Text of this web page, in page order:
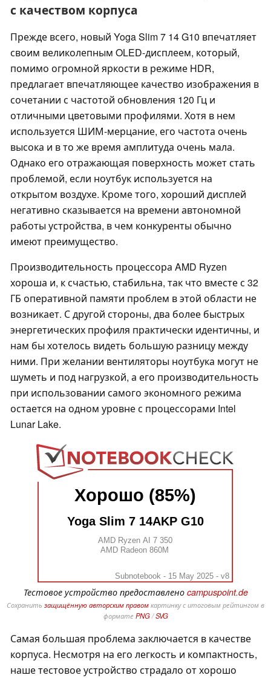
с качеством корпуса
Прежде всего, новый Yoga Slim 7 14 G10 впечатляет
своим великолепным OLED-дисплеем, который,
помимо огромной яркости в режиме HDR,
предлагает впечатляющее качество изображения в
сочетании с частотой обновления 120 Гц и
отличными цветовыми профилями. Хотя в нем
используется ШИМ-мерцание, его частота очень
высока и в то же время амплитуда очень мала.
Однако его отражающая поверхность может стать
проблемой, если ноутбук используется на
открытом воздухе. Кроме того, хороший дисплей
негативно сказывается на времени автономной
работы устройства, в чем конкуренты обычно
имеют преимущество.
Производительность процессора AMD Ryzen
хороша и, к счастью, стабильна, так что вместе с 32
ГБ оперативной памяти проблем в этой области не
возникает. С другой стороны, два более быстрых
энергетических профиля практически идентичны, и
нам бы хотелось видеть большую разницу между
ними. При желании вентиляторы ноутбука могут не
шуметь и под нагрузкой, а его производительность
при использовании самого экономного режима
остается на одном уровне с процессорами Intel
Lunar Lake.
Хорошо (85%)
Yoga Slim 7 14AKP G10
AMD Ryzen AI 7 350
AMD Radeon 860M
Subnotebook - 15 May 2025 - v8
Тестовое устройство предоставлено campuspoint.de
Сохранить защищённую авторским правомкартинку с итоговым рейтингом в
формате PNG/SVG
Самая большая проблема заключается в качестве
корпуса. Несмотря на его легкость и компактность,
наше тестовое устройство страдало от хорошо